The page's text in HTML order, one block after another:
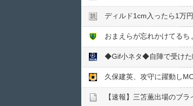
ディルド1cm入ったら1万
おまえらが忘れかけてる
◆Gif小ネタ◆自陣で受けた
久保建英、攻守に躍動し
【速報】三笘薫出場のブ